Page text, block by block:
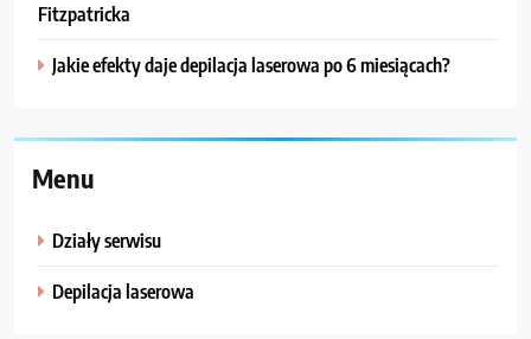
Fitzpatricka
Jakie efekty daje depilacja laserowa po 6 miesiącach?
Menu
Działy serwisu
Depilacja laserowa